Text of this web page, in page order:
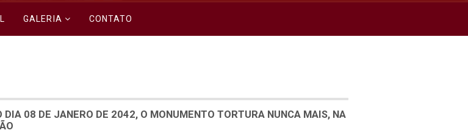
GALERIA CONTATO
08 DE JANERO DE 2042, O MONUMENTO TORTURA NUNCA MAIS, NA